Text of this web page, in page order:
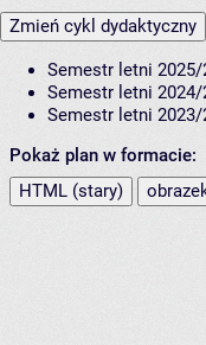
Zmień cykl dydaktyczny
Semestr letni 2025/
Semestr letni 2024/
Semestr letni 2023/
Pokaż plan w formacie:
HTML (stary)